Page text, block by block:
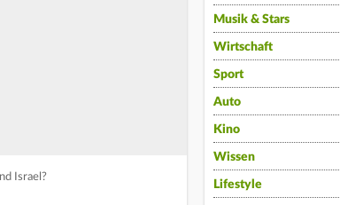
Israel?
Musik & Stars
Wirtschaft
Sport
Auto
Kino
Wissen
Lifestyle